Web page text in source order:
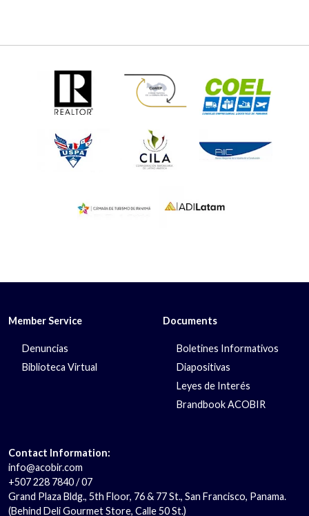
Member Service
Denuncias
Biblioteca Virtual
Documents
Boletines Informativos
Diapositivas
Leyes de Interés
Brandbook ACOBIR
Contact Information:
info@acobir.com
+507 228 7840 / 07
Grand Plaza Bldg., 5th Floor, 76 & 77 St., San Francisco, Panama.
(Behind Deli Gourmet Store, Calle 50 St.)